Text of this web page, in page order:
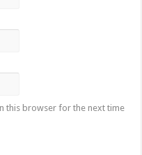
this browser for the next time